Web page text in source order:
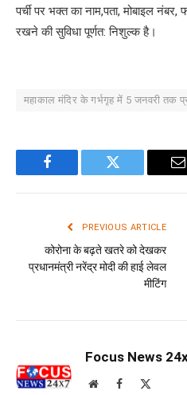
पर्ची पर भक्त का नाम,पता, मोबाइल
रखने की सुविधा पूर्णत: निशुल्क है।
महाकाल मंदिर के गर्भगृह में 5 जनवरी तक
Facebook Twitter
PREVIOUS ARTICLE
कोरोना के बढ़ते खतरे को देखकर
प्रधानमंत्री नरेंद्र मोदी की हाई लेवल
मीटिंग
Focus News
WebsiteFacebook